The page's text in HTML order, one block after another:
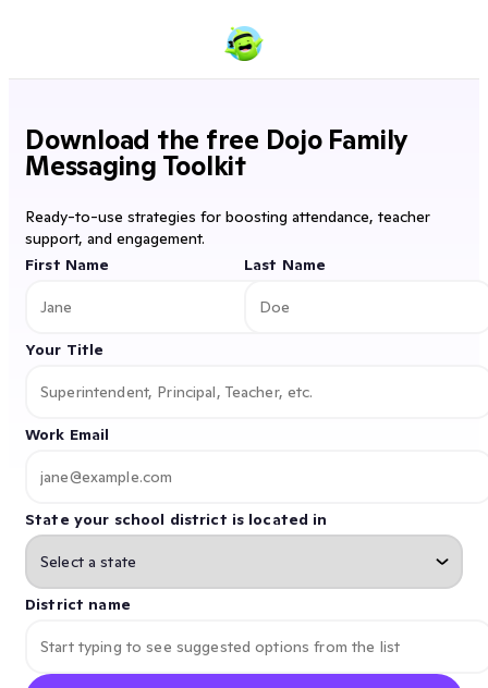
Download the free Dojo Family
Messaging Toolkit
Ready-to-use strategies for boosting attendance, teacher
support, and engagement.
First Name
Last Name
Your Title
Work Email
State your school district is located in
District name